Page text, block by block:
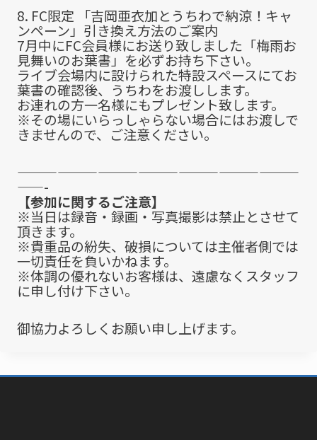
8. FC限定 「吉岡亜衣加とうちわで納涼！キャ
ンペーン」引き換え方法のご案内
7月中にFC会員様にお送り致しました「梅雨お
見舞いのお葉書」を必ずお持ち下さい。
ライブ会場内に設けられた特設スペースにてお
葉書の確認後、うちわをお渡しします。
お連れの方一名様にもプレゼント致します。
※その場にいらっしゃらない場合にはお渡しで
きませんので、ご注意ください。
—————————————————————
——-
【参加に関するご注意】
※当日は録音・録画・写真撮影は禁止とさせて
頂きます。
※貴重品の紛失、破損については主催者側では
一切責任を負いかねます。
※体調の優れないお客様は、遠慮なくスタッフ
に申し付け下さい。
御協力よろしくお願い申し上げます。